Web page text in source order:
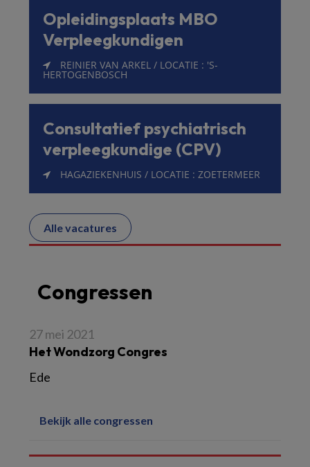
Opleidingsplaats MBO
Verpleegkundigen
REINIER VAN ARKEL / LOCATIE : 'S-
HERTOGENBOSCH
Consultatief psychiatrisch
verpleegkundige (CPV)
HAGAZIEKENHUIS / LOCATIE : ZOETERMEER
Alle vacatures
Congressen
27 mei 2021
Het Wondzorg Congres
Ede
Bekijk alle congressen